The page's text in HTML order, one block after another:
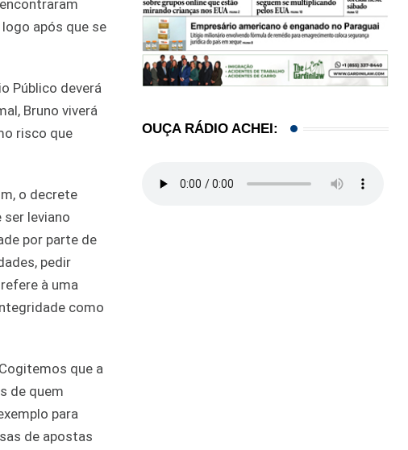
após que se
Público deverá
Bruno viverá
risco que
o decrete
leviano
por parte de
pedir
à uma
como
que a
de quem
para
de apostas
OUÇA RÁDIO ACHEI: